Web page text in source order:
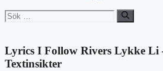
Sök
efter:
Lyrics I Follow Rivers Lykke Li
Textinsikter